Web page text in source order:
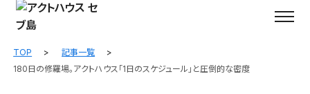
TOP
記事一覧
180日の修羅場。アクトハウス「1日のスケジュール」と圧倒的な密度